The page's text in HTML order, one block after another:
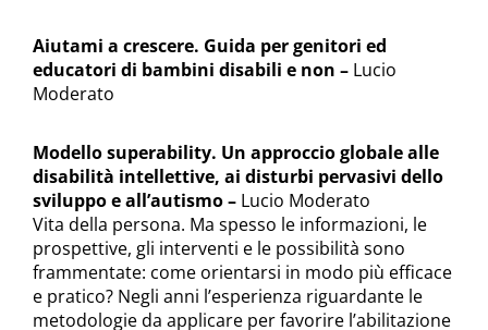
Aiutami a crescere. Guida per genitori ed
educatori di bambini disabili e non – Lucio
Moderato
Modello superability. Un approccio globale alle
disabilità intellettive, ai disturbi pervasivi dello
sviluppo e all’autismo– Lucio Moderato
Vita della persona. Ma spesso le informazioni, le
prospettive, gli interventi e le possibilità sono
frammentate: come orientarsi in modo più efficace
e pratico? Negli anni l’esperienza riguardante le
metodologie da applicare per favorire l’abilitazione